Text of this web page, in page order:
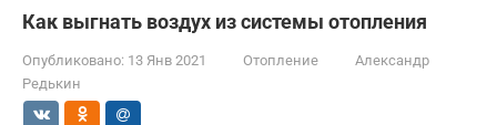
Как выгнать воздух из системы отопления
Опубликовано: 13 Янв 2021 Отопление
Александр
Редькин